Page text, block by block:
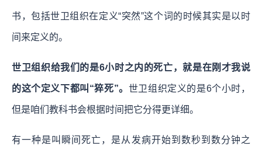
书，包括世卫组织在定义“突然”这个词的时候其实是以时
间来定义的。
世卫组织给我们的是6小时之内的死亡，就是在刚才我说
的这个定义下都叫“猝死”。 世卫组织定义的是6个小时，
但是咱们教科书会根据时间把它分得更详细。
有一种是叫瞬间死亡，是从发病开始到数秒到数分钟之